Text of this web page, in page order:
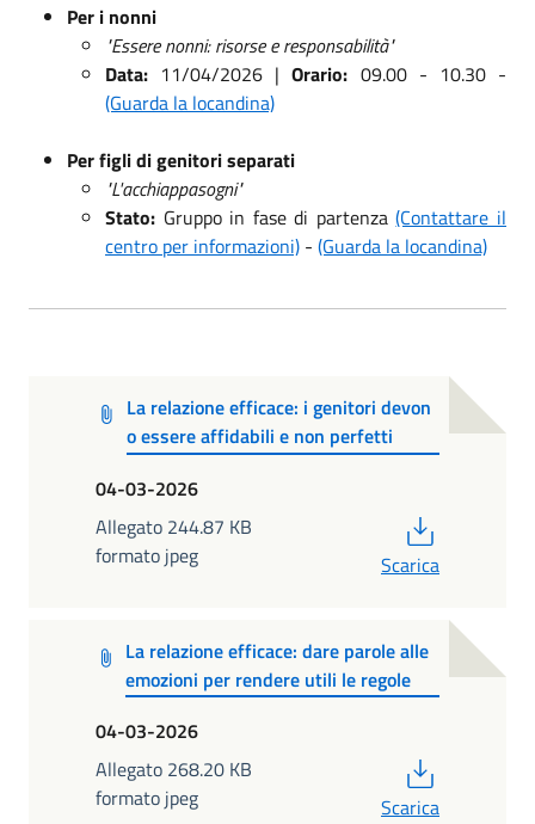
Per i nonni
"Essere nonni: risorse e responsabilità"
Data: 11/04/2026 |Orario: 09.00 - 10.30 -
(Guarda la locandina)
Per figli di genitori separati
"L'acchiappasogni"
Stato: Gruppo in fase di partenza(Contattare il
centro per informazioni) - (Guarda la locandina)
La relazione efficace: i genitori devon
o essere affidabili e non perfetti
04-03-2026
Allegato 244.87 KB
formato jpeg
Scarica
La relazione efficace: dare parole alle
emozioni per rendere utili le regole
04-03-2026
Allegato 268.20 KB
formato jpeg
Scarica